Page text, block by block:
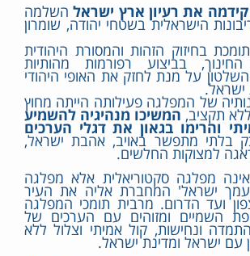
את רעיון ארץ ישראלהשלמה
הישראלית בשטחי יהודה, שומרון
בחיזוק הזהות והמסורת היהודית
בביצוע רפורמות מהותיות
על מנת לחזק את האופי היהודי
של המפלגה פעילותה הייתה מחוץ
תקציב, המשיכו מנהיגיה להשמיע
והרימו בגאון את דגלי הערכים
בלתי מתפשר באויב, אהבת ישראל,
למצוקות החלשים.
מפלגה סקטוריאלית אלא מפלגה
ישראל' המחברת אליה את העיר
ועד הדרום. מרבית תומכי המפלגה
השמיים ומזוהים עם הערכים של
ונחישות, קול אמיתי וצלול ללא
עם ישראל ומדינת ישראל.